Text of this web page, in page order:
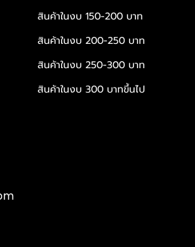
สินค้าในงบ 150-200 บาท
สินค้าในงบ 200-250 บาท
สินค้าในงบ 250-300 บาท
สินค้าในงบ 300 บาทขึ้นไป